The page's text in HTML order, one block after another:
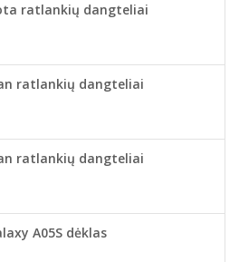
ratlankių dangteliai
ratlankių dangteliai
ratlankių dangteliai
A05S dėklas